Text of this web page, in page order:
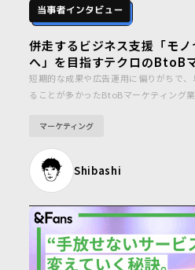
併走するビジネス支援「モ
へ」を目指すテクロのBtoB
短期的な成果や広告運用に偏りがちで
ることが多かったBtoBマーケティング
げ、クライアントのビジネスを加速さ
マーケティング
Shibashi